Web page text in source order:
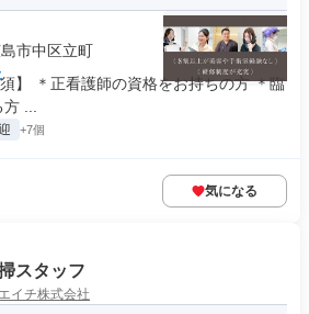
市中区立町
】 ＊正看護師の資格をお持ちの方 ＊臨
...
+7個
気になる
スタッフ
イチ株式会社